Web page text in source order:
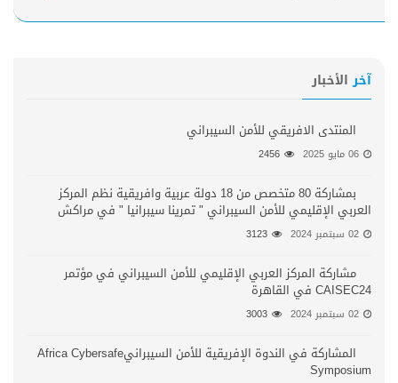
آخرالأخبار
المنتدى الافريقي للأمن السيبراني
06 مايو 2025 2456
بمشاركة 80 متخصص من 18 دولة عربية وافريقية نظم المركز
العربي الإقليمي للأمن السيبراني " تمرينا سيبرانيا " في مراكش
02 سبتمبر 2024 3123
مشاركة المركز العربي الإقليمي للأمن السيبراني في مؤتمر
CAISEC24 في القاهرة
02 سبتمبر 2024 3003
المشاركة في الندوة الإفريقية للأمن السيبرانيAfrica Cybersafe
Symposium